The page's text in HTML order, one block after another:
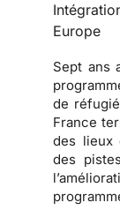
Europe
Sept ans
de
France
des lieux
des